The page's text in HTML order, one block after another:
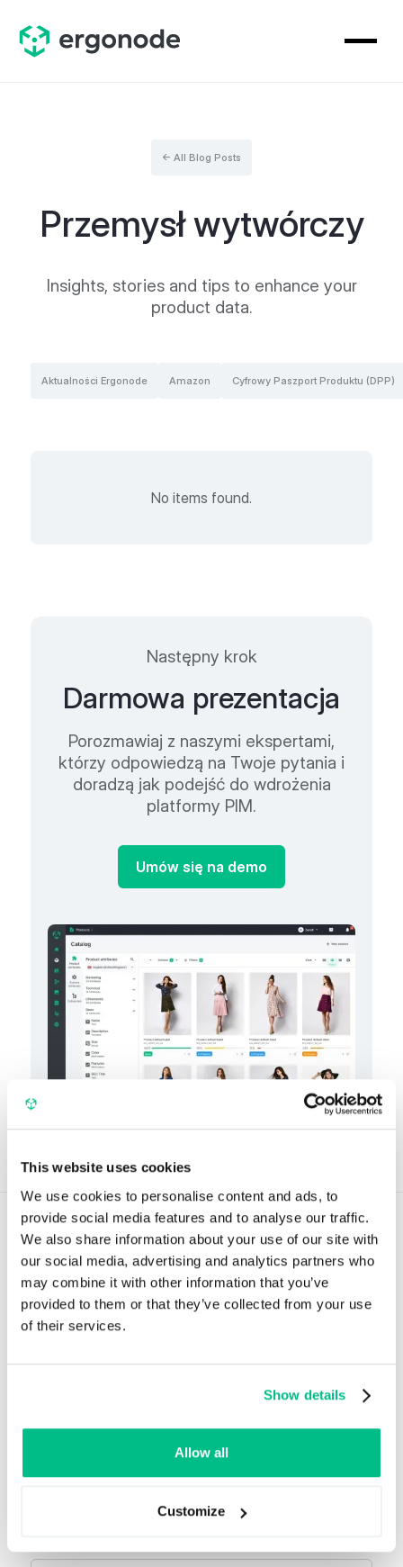
This website uses cookies
We use cookies to personalise content and ads, to
provide social media features and to analyse our traffic.
We also share information about your use of our site with
our social media, advertising and analytics partners who
may combine it with other information that you’ve
provided to them or that they’ve collected from your use
of their services.
Show details
Allow all
Customize
← All Blog Posts
Przemysł wytwórczy
Insights, stories and tips to enhance your
product data.
Aktualności Ergonode Amazon Cyfrowy Paszport Produktu (DPP)
No items found.
Następny krok
Darmowa prezentacja
Porozmawiaj z naszymi ekspertami,
którzy odpowiedzą na Twoje pytania i
doradzą jak podejść do wdrożenia
platformy PIM.
Umów się na demo
Wyjątkowe historie zaczynają się od danych.
O Ergonode
Zapisz się do naszego newslettera
Bądź na bieżąco z nowościami i aktualizacjami!